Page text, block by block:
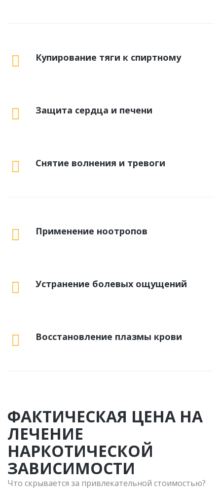
Купирование тяги к спиртному
Защита сердца и печени
Снятие волнения и тревоги
Применение ноотропов
Устранение болевых ощущений
Восстановление плазмы крови
ФАКТИЧЕСКАЯ ЦЕНА НА
ЛЕЧЕНИЕ
НАРКОТИЧЕСКОЙ
ЗАВИСИМОСТИ
Что скрывается за привлекательной стоимостью?